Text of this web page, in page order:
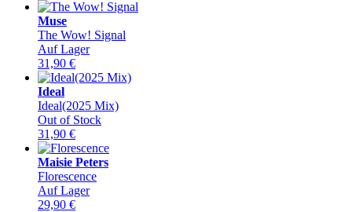
Muse
The Wow! Signal
Auf Lager
31,90 €
Ideal
Ideal(2025 Mix)
Out of Stock
31,90 €
Maisie Peters
Florescence
Auf Lager
29,90 €